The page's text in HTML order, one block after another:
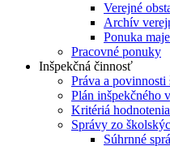
Verejné
Archív
Ponuka
Pracovné ponuky
Inšpekčná činnosť
Práva a
Plán inšpekčného
Kritériá
Správy zo
Súhrnné